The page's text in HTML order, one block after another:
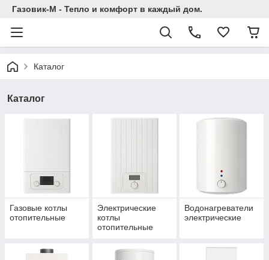
Газовик-М - Тепло и комфорт в каждый дом.
Каталог
Каталог
Газовые котлы
отопительные
Электрические
котлы
отопительные
Водонагреватели
электрические